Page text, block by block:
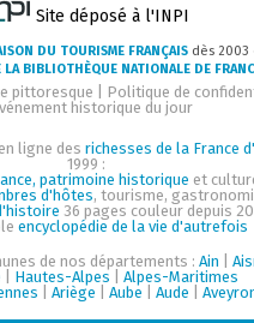
Site déposé à l'INPI
DU TOURISME FRANÇAIS dès
LA BIBLIOTHÈQUE NATIONALE DE
pittoresque
Politique de
historique du jour
ligne des richesses de la France
1999 :
patrimoine historique et
d'hôtes, tourisme,
36 pages couleur depuis
encyclopédie de la vie d'autrefois
de nos départements : Ain
Hautes-Alpes
Alpes-Maritimes
Ariège Aube Aude